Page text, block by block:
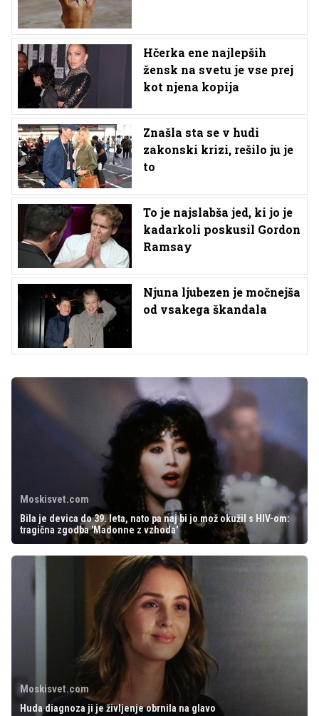
Hčerka ene najlepših
žensk na svetu je vse prej
kot njena kopija
Znašla sta se v hudi
zakonski krizi, rešilo ju je
to
To je najslabša jed, ki jo je
kadarkoli poskusil Gordon
Ramsay
Njuna ljubezen je močnejša
od vsakega škandala
Moskisvet.com
Bila je devica do 39. leta, nato pa naj bi jo mož okužil s HIV-om:
tragična zgodba 'Madonne z vzhoda'
Moskisvet.com
Huda diagnoza ji je življenje obrnila na glavo